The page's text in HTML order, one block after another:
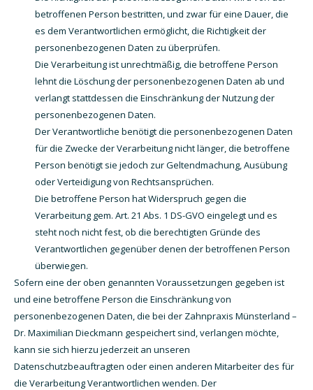
betroffenen Person bestritten, und zwar für eine Dauer, die
es dem Verantwortlichen ermöglicht, die Richtigkeit der
personenbezogenen Daten zu überprüfen.
Die Verarbeitung ist unrechtmäßig, die betroffene Person
lehnt die Löschung der personenbezogenen Daten ab und
verlangt stattdessen die Einschränkung der Nutzung der
personenbezogenen Daten.
Der Verantwortliche benötigt die personenbezogenen Daten
für die Zwecke der Verarbeitung nicht länger, die betroffene
Person benötigt sie jedoch zur Geltendmachung, Ausübung
oder Verteidigung von Rechtsansprüchen.
Die betroffene Person hat Widerspruch gegen die
Verarbeitung gem. Art. 21 Abs. 1 DS-GVO eingelegt und es
steht noch nicht fest, ob die berechtigten Gründe des
Verantwortlichen gegenüber denen der betroffenen Person
überwiegen.
Sofern eine der oben genannten Voraussetzungen gegeben ist
und eine betroffene Person die Einschränkung von
personenbezogenen Daten, die bei der Zahnpraxis Münsterland –
Dr. Maximilian Dieckmann gespeichert sind, verlangen möchte,
kann sie sich hierzu jederzeit an unseren
Datenschutzbeauftragten oder einen anderen Mitarbeiter des für
die Verarbeitung Verantwortlichen wenden. Der